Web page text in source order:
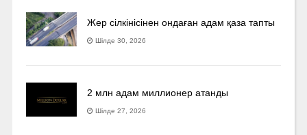
Жер сілкінісінен ондаған адам қаза тапты
Шілде 30, 2026
2 млн адам миллионер атанды
Шілде 27, 2026